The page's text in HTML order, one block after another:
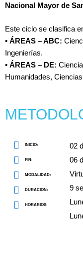
Nacional Mayor de
Este ciclo se clasifica
• ÁREAS – ABC:
Ingenierías.
• ÁREAS – DE:
Humanidades,
INICIO:
FIN:
MODALIDAD:
DURACION:
HORARIOS:
02
06
9